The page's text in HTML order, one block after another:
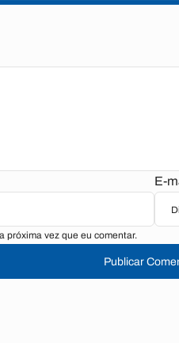
E-
próxima vez que eu comentar.
Publicar